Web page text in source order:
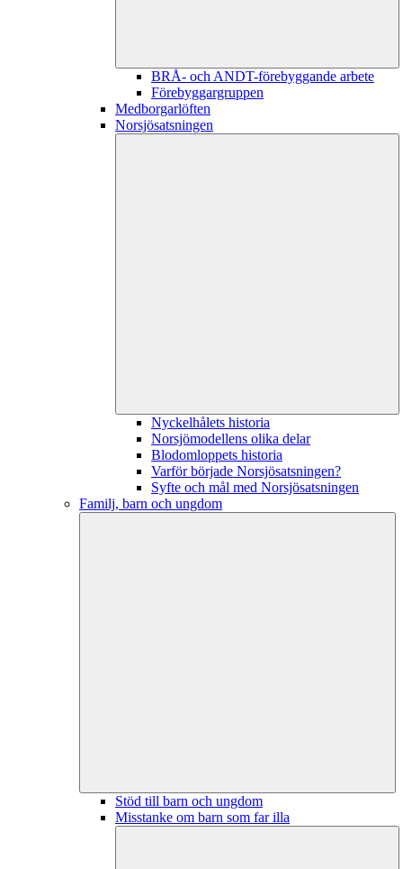
BRÅ- och ANDT-förebyggande arbete
Förebyggargruppen
Medborgarlöften
Norsjösatsningen
Nyckelhålets historia
Norsjömodellens olika delar
Blodomloppets historia
Varför började Norsjösatsningen?
Syfte och mål med Norsjösatsningen
Familj, barn och ungdom
Stöd till barn och ungdom
Misstanke om barn som far illa